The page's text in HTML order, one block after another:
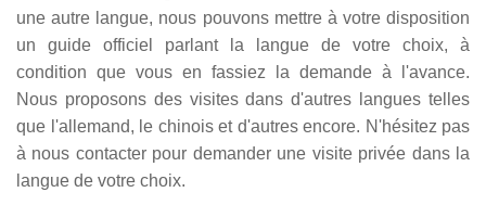
une autre langue, nous pouvons mettre à votre disposition
un guide officiel parlant la langue de votre choix, à
condition que vous en fassiez la demande à l'avance.
Nous proposons des visites dans d'autres langues telles
que l'allemand, le chinois et d'autres encore. N'hésitez pas
à nous contacter pour demander une visite privée dans la
langue de votre choix.